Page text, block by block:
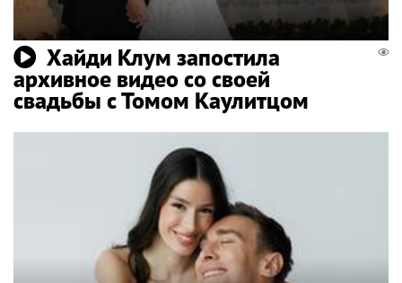
Хайди Клум запостила
архивное видео со своей
свадьбы с Томом Каулитцом